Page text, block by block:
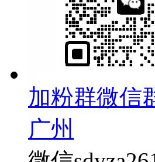
加粉群微信
广州